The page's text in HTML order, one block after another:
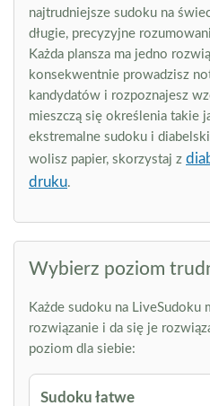
najtrudniejsze sudoku na
długie, precyzyjne
Każda plansza ma jedno
konsekwentnie prowadzisz
kandydatów i rozpoznajesz
mieszczą się określenia takie
ekstremalne sudoku i
wolisz papier, skorzystaj z
druku.
Wybierz poziom
Każde sudoku na LiveSudoku
rozwiązanie i da się je
poziom dla siebie:
Sudoku łatwe